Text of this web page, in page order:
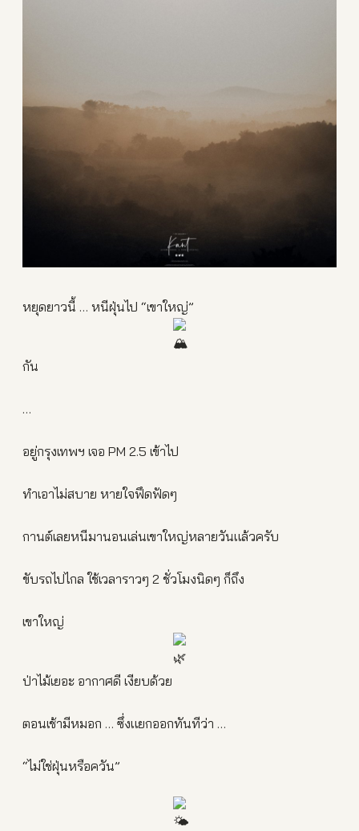
หยุดยาวนี้ … หนีฝุ่นไป “เขาใหญ่”
กัน
…
อยู่กรุงเทพฯ เจอ PM 2.5 เข้าไป
ทำเอาไม่สบาย หายใจฟึดฟัดๆ
กานต์เลยหนีมานอนเล่นเขาใหญ่หลายวันแล้วครับ
ขับรถไปไกล ใช้เวลาราวๆ 2 ชั่วโมงนิดๆ ก็ถึง
เขาใหญ่
ป่าไม้เยอะ อากาศดี เงียบด้วย
ตอนเช้ามีหมอก … ซึ่งแยกออกทันทีว่า …
“ไม่ใช่ฝุ่นหรือควัน”